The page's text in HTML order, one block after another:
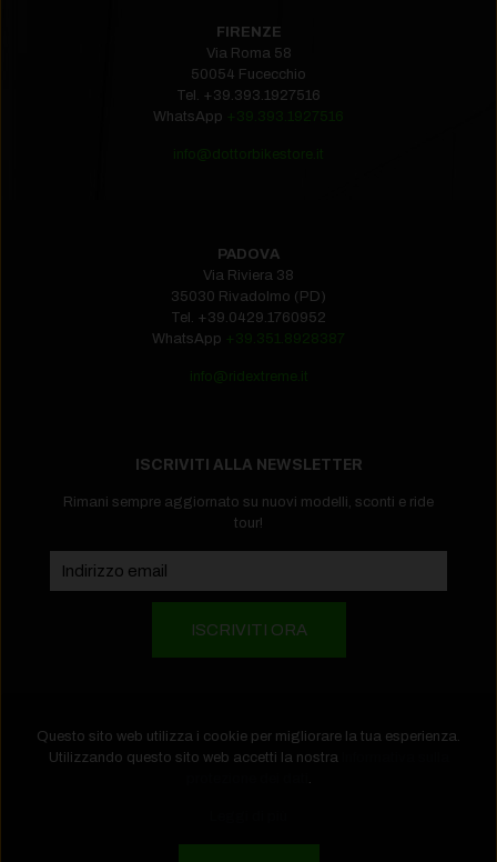
FIRENZE
Via Roma 58
50054 Fucecchio
Tel. +39.393.1927516‬
WhatsApp +39.393.1927516
info@dottorbikestore.it
PADOVA
Via Riviera 38
35030 Rivadolmo (PD)
Tel. +39.0429.1760952‬
WhatsApp +39.351.8928387
info@ridextreme.it
ISCRIVITI ALLA NEWSLETTER
Rimani sempre aggiornato su nuovi modelli, sconti e ride
tour!
Questo sito web utilizza i cookie per migliorare la tua esperienza.
Utilizzando questo sito web accetti la nostra
.